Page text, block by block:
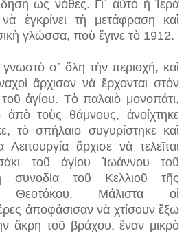
ὡς νόθες. Γι᾿ αὐτὸ ἡ Ἱερὰ
ἐγκρίνει τὴ μετάφραση καὶ
γλώσσα, ποὺ ἔγινε τὸ 1912.
σ᾿ ὅλη τὴν περιοχή, καὶ
ἄρχισαν νὰ ἔρχονται στὸν
ἁγίου. Τὸ παλαιὸ μονοπάτι,
ἀπὸ τοὺς θάμνους, ἀνοίχτηκε
τὸ σπήλαιο συγυρίστηκε καὶ
Λειτουργία ἄρχισε νὰ τελεῖται
τοῦ ἁγίου Ἰωάννου τοῦ
τοῦ Κελλιοῦ τῆς
Θεοτόκου. Μάλιστα οἱ
ἀποφάσισαν νὰ χτίσουν ἔξω
ἄκρη τοῦ βράχου, ἕναν μικρὸ